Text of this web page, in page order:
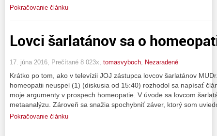
Pokračovanie článku
Lovci šarlatánov sa o
17. júna 2016, Prečítané 8 023x, tomasvyboch, Nezaradené
Krátko po tom, ako v televízii JOJ zástupca lovcov šarlatánov
homeopatii neuspel (1) (diskusia od 15:40) rozhodol sa napísať
moje argumenty v prospech homeopatie. V úvode sa lovcom
metaanalýzu. Zároveň sa snažia spochybniť záver, ktorý som
Pokračovanie článku